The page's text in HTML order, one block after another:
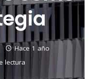
Hace 1 año
lectura